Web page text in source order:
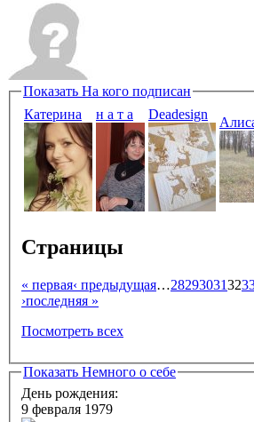
Показать На кого подписан
Катерина
н а т а Deadesign
Страницы
« первая‹ предыдущая…2829303132
›последняя »
Посмотреть всех
Показать Немного о себе
День рождения:
9 февраля 1979